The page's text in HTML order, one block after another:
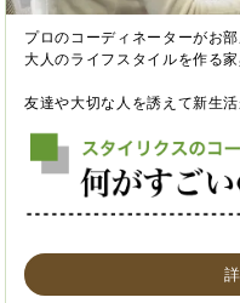
プロのコーディネーターがお
大人のライフスタイルを作る
友達や大切な人を誘えて新生活